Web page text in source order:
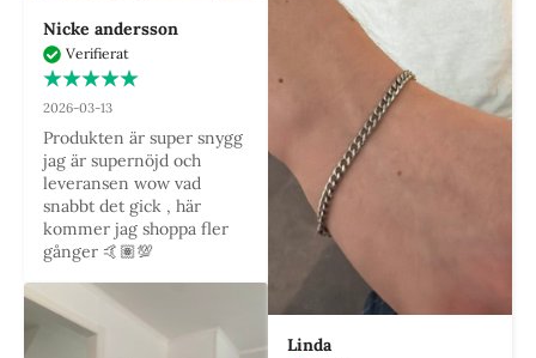
Nicke andersson
Verifierat
2026-03-13
Produkten är super snygg
jag är supernöjd och
leveransen wow vad
snabbt det gick , här
kommer jag shoppa fler
gånger 🤙🏽💯
Linda